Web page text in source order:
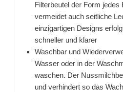
Filterbeutel der Form jedes
vermeidet auch seitliche
einzigartigen Designs
schneller und klarer
Waschbar und
Wasser oder in der
waschen. Der
und verhindert so das